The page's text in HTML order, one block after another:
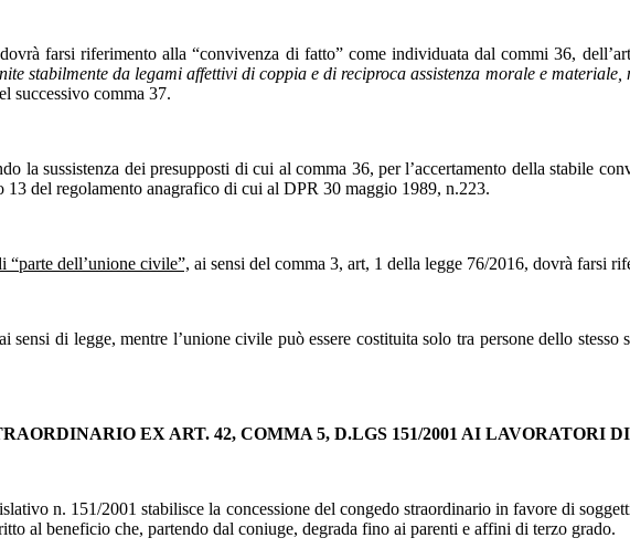
farsi riferimento alla “convivenza di fatto” come individuata dal commi 36,
stabilmente da legami affettivi di coppia e di reciproca assistenza morale e
successivo comma 37.
la sussistenza dei presupposti di cui al comma 36, per l’accertamento della stabile
13 del regolamento anagrafico di cui al DPR 30 maggio 1989, n.223.
“parte dell’unione civile”, ai sensi del comma 3, art, 1 della legge 76/2016, dovrà farsi
di legge, mentre l’unione civile può essere costituita solo tra persone dello
EX ART. 42, COMMA 5, D.LGS 151/2001 AI LAVORATORI
n. 151/2001 stabilisce la concessione del congedo straordinario in favore di
al beneficio che, partendo dal coniuge, degrada fino ai parenti e affini di terzo grado.